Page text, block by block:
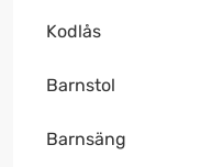
Kodlås
Barnstol
Barnsäng